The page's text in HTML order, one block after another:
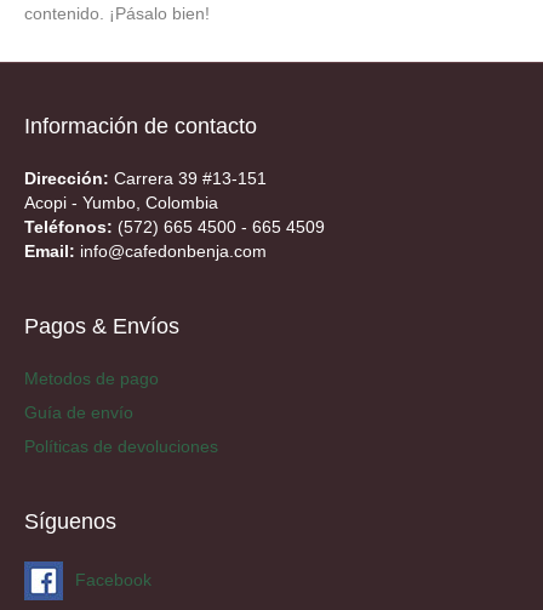
contenido. ¡Pásalo bien!
Información de contacto
Dirección: Carrera 39 #13-151
Acopi - Yumbo, Colombia
Teléfonos: (572) 665 4500 - 665 4509
Email: info@cafedonbenja.com
Pagos & Envíos
Metodos de pago
Guía de envío
Políticas de devoluciones
Síguenos
Facebook